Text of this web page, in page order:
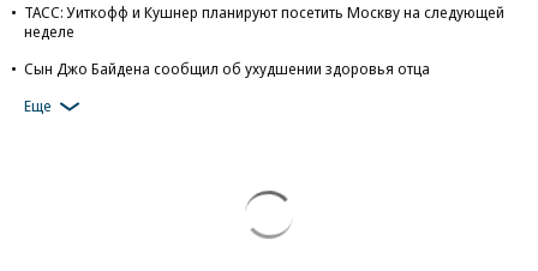
ТАСС: Уиткофф и Кушнер планируют посетить Москву на следующей
неделе
Сын Джо Байдена сообщил об ухудшении здоровья отца
Еще